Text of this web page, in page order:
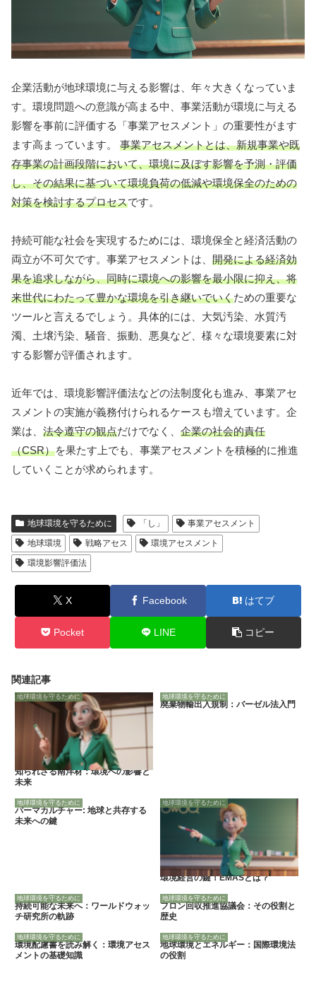
企業活動が地球環境に与える影響は、年々大きくなっていま
す。環境問題への意識が高まる中、事業活動が環境に与える
影響を事前に評価する「事業アセスメント」の重要性がます
ます高まっています。 事業アセスメントとは、新規事業や既
存事業の計画段階において、環境に及ぼす影響を予測・評価
し、その結果に基づいて環境負荷の低減や環境保全のための
対策を検討するプロセスです。
持続可能な社会を実現するためには、環境保全と経済活動の
両立が不可欠です。事業アセスメントは、 開発による経済効
果を追求しながら、同時に環境への影響を最小限に抑え、将
来世代にわたって豊かな環境を引き継いでいくための重要な
ツールと言えるでしょう。具体的には、大気汚染、水質汚
濁、土壌汚染、騒音、振動、悪臭など、様々な環境要素に対
する影響が評価されます。
近年では、環境影響評価法などの法制度化も進み、事業アセ
スメントの実施が義務付けられるケースも増えています。企
業は、 法令遵守の観点だけでなく、 企業の社会的責任
（CSR）を果たす上でも、事業アセスメントを積極的に推進
していくことが求められます。
地球環境を守るために 「し」
事業アセスメント
地球環境
戦略アセス
環境アセスメント
環境影響評価法
X Facebook はてブ
Pocket LINE コピー
関連記事
地球環境を守るために
知られざる南洋材：環境への影響と
未来
地球環境を守るために
廃棄物輸出入規制：バーゼル法入門
地球環境を守るために
パーマカルチャー: 地球と共存する
未来への鍵
地球環境を守るために
環境経営の鍵！EMASとは？
地球環境を守るために
持続可能な未来へ：ワールドウォッ
チ研究所の軌跡
地球環境を守るために
フロン回収推進協議会：その役割と
歴史
地球環境を守るために
環境配慮書を読み解く：環境アセス
メントの基礎知識
地球環境を守るために
地球環境とエネルギー：国際環境法
の役割